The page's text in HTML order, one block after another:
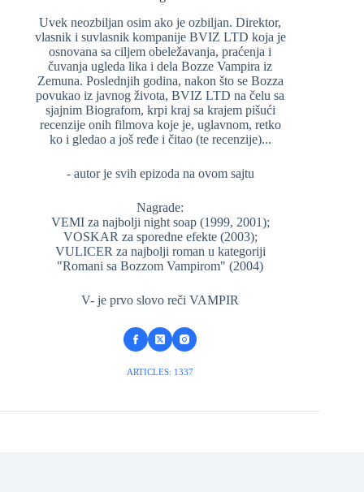
Uvek neozbiljan osim ako je ozbiljan. Direktor,
vlasnik i suvlasnik kompanije BVIZ LTD koja je
osnovana sa ciljem obeležavanja, praćenja i
čuvanja ugleda lika i dela Bozze Vampira iz
Zemuna. Poslednjih godina, nakon što se Bozza
povukao iz javnog života, BVIZ LTD na čelu sa
sjajnim Biografom, krpi kraj sa krajem pišući
recenzije onih filmova koje je, uglavnom, retko
ko i gledao a još ređe i čitao (te recenzije)...
- autor je svih epizoda na ovom sajtu
Nagrade:
VEMI za najbolji night soap (1999, 2001);
VOSKAR za sporedne efekte (2003);
VULICER za najbolji roman u kategoriji
"Romani sa Bozzom Vampirom" (2004)
V- je prvo slovo reči VAMPIR
ARTICLES: 1337